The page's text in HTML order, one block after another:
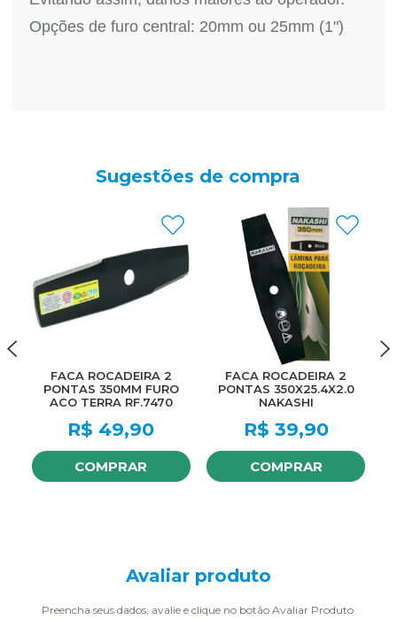
Opções de furo central: 20mm ou 25mm (1")
Sugestões de compra
FACA ROCADEIRA 2
PONTAS 350MM FURO
ACO TERRA RF.7470
R$ 49,90
COMPRAR
FACA ROCADEIRA 2
PONTAS 350X25.4X2.0
NAKASHI
R$ 39,90
COMPRAR
Avaliar produto
Preencha seus dados, avalie e clique no botão Avaliar Produto.